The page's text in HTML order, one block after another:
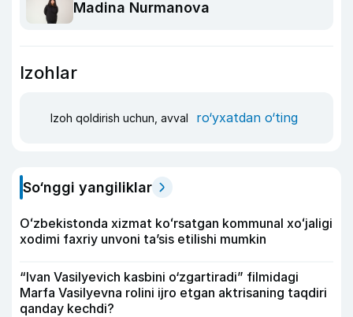
Madina Nurmanova
Izohlar
Izoh qoldirish uchun, avval ro‘yxatdan o‘ting
So‘nggi yangiliklar
Oʻzbekistonda xizmat koʻrsatgan kommunal xoʻjaligi
xodimi faxriy unvoni taʼsis etilishi mumkin
“Ivan Vasilyevich kasbini o‘zgartiradi” filmidagi
Marfa Vasilyevna rolini ijro etgan aktrisaning taqdiri
qanday kechdi?